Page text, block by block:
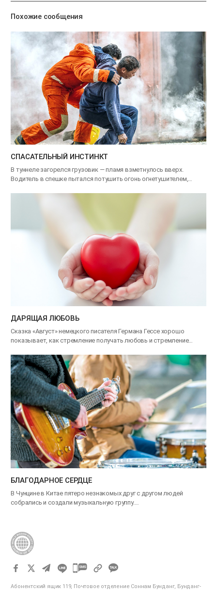
기
Похожие сообщения
СПАСАТЕЛЬНЫЙ ИНСТИНКТ
В туннеле загорелся грузовик — пламя взметнулось вверх.
Водитель в спешке пытался потушить огонь огнетушителем,…
ДАРЯЩАЯ ЛЮБОВЬ
Сказка «Август» немецкого писателя Германа Гессе хорошо
показывает, как стремление получать любовь и стремление
БЛАГОДАРНОЕ СЕРДЦЕ
В Чунцине в Китае пятеро незнакомых друг с другом людей
собрались и создали музыкальную группу.…
카
Абонентский ящик 119, Почтовое отделение Соннам Бунданг, Бунданг-